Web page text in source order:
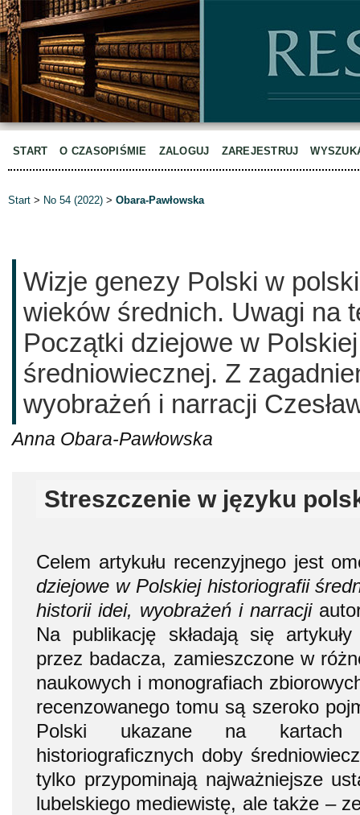
START O CZASOPIŚMIE ZALOGUJ ZAREJESTRUJ
Start > No 54 (2022) > Obara-Pawłowska
Wizje genezy Polski w
wieków średnich. Uwagi na
Początki dziejowe w
średniowiecznej. Z
wyobrażeń i narracji
Anna Obara-Pawłowska
Streszczenie w języku
Celem artykułu recenzyjnego jest
dziejowe w Polskiej historiografii
historii idei, wyobrażeń i narracji
Na publikację składają się
przez badacza, zamieszczone w
naukowych i monografiach
recenzowanego tomu są szeroko
Polski ukazane na kartach
historiograficznych doby
tylko przypominają najważniejsze
lubelskiego mediewistę, ale także –